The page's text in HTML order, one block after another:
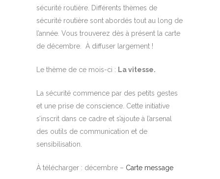
sécurité routière. Différents thèmes de
sécurité routière sont abordés tout au long de
l’année. Vous trouverez dès à présent la carte
de décembre. À diffuser largement !
Le thème de ce mois-ci : La vitesse.
La sécurité commence par des petits gestes
et une prise de conscience. Cette initiative
s’inscrit dans ce cadre et s’ajoute à l’arsenal
des outils de communication et de
sensibilisation.
À télécharger : décembre – Carte message